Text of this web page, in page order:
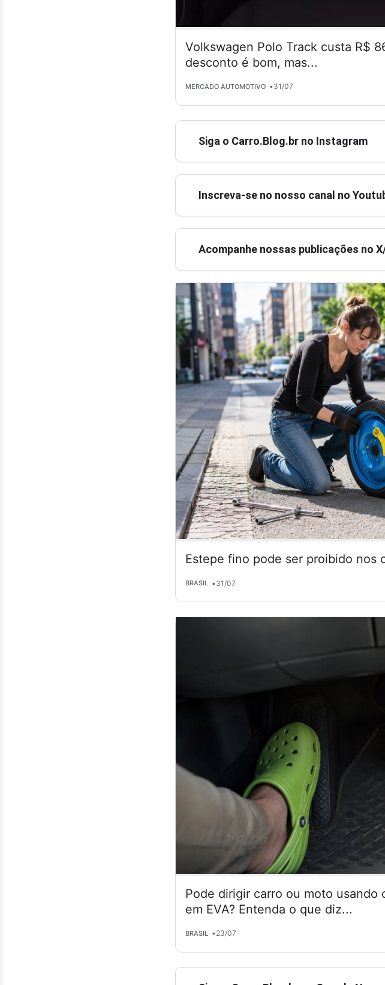
Volkswagen Polo Track custa R$
desconto é bom, mas...
MERCADO AUTOMOTIVO •31/07
Siga o Carro.Blog.br no Instagram
Inscreva-se no nosso canal no
Acompanhe nossas publicações no
Estepe fino pode ser proibido nos
BRASIL •31/07
Pode dirigir carro ou moto
em EVA? Entenda o que diz...
BRASIL •23/07